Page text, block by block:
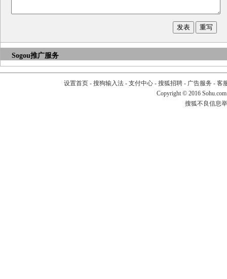
Sogou推广服务
设置首页- 搜狗输入法- 支付中心- 搜狐招聘- 广告服务 - 客
Copyright © 2016
搜狐不良信息